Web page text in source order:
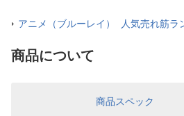
アニメ（ブルーレイ） 人気売れ筋ラ
商品について
商品スペック